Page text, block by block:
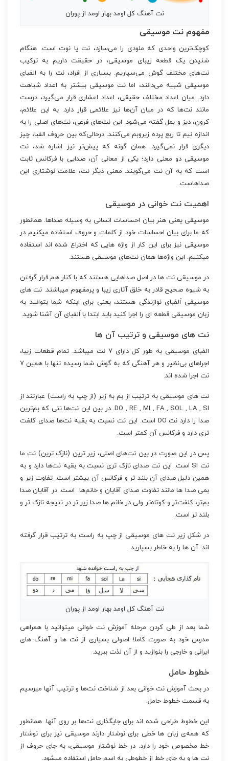
نت آهنگ کل اومد بهار اومد از پوران
مفهوم نت موسیقی
کوچک‌ترین واحدی که ملودی را می‌سازد، نت یا نوت است. هنگام
شنیدن یک قطعه زیبای موسیقی، در حقیقت داریم به ترکیب
نت‌های مختلف گوش می‌سپاریم. بسیاری از افراد، نت را به الفبای
موسیقی شبیه می‌دانند، اما نت موسیقی بیشتر به اعداد شباهت
دارد. میان اعداد مختلف حقیقی، اعداد اعشاری قرار می‌گیرد، درست
مانند نت‌ها که در میان آن‌ها نیز علائمی قرار دارد. به این علائم،
کرون، دیز و بمل گفته می‌شود. این نت‌های فرعی، نت‌های اصلی را به
اندازه نیم تا ربع پرده زیروبم می‌کنند. درحالی‌که بین حروف الفبا، چیز
دیگری قرار نمی‌گیرد. همان گونه که پیش‌تر نیز اشاره شد، نت
موسیقی دو معنی دارد؛ یکی از معانی آن، صدایی با فرکانس ثابت
است که به آن نت می‌گویند. معنی دیگر نت، علامت نوشتاری این
صداهاست.
اهمیت نت خوانی در موسیقی
موسیقی یعنی هنر بیان احساسات انسانی به وسیله صداها. همانطور
که ما برای بیان احساسات خود از کلمات و حروف استفاده میکنیم در
موسیقی نیز برای این کار از واژه هایی که اختراع شده اند استفاده
میکنیم. این واژه‌ها همان نت‌های موسیقی هستند.
در موسیقی نت ها در اصل صداهایی هستند که با کنار هم قرار گرفتن
به شیوه صحیح قادر به خلق آثاری زیبا و پرمفهوم میباشند. نت های
موسیقی اَلفبای نوازندگی هستند، یعنی برای اینکه شما بتوانید به
زبان موسیقی قطعه ای را اجرا کنید باید ابتدا با اَلفبای آن آشنا شوید.
نت های موسیقی و ترتیب آن ها
الفبای موسیقی به طور کل دارای ۷ نت میباشد. تمام قطعات زیبا،
اجراهای بی‌نظیر و هر آهنگی که به گوش شما رسیده تنها با همین ۷
نت اجرا شده اند.
نت های موسیقی به ترتیب از بم به زیر (از چپ به راست) عبارتند از
DO , RE , MI , FA , SOL , LA , SI. در بین این نت‌ها نتی که بم‌ترین
صدا را دارد نت DO است. این نت نسبت به بقیه نت‌ها صدای کلفت
تری دارد و فرکانس آن کمتر است.
پس در این صورت در بین نت‌های اصلی، زیر ترین (نازک ترین) نت ما
نت SI است. این نت صدای نازک تری نسبت به بقیه نت‌ها دارد و به
همین دلیل صدای آن بلند تر و فرکانس آن بیشتر است. تفاوت زیر و
بمی صدا ها مانند تفاوت صدای آقایان و خانم‌ها است. در آقایان صدا
بم‌تر، کلفت‌تر و کوتاه‌تر ولی در خانم ها صدا زیر تر در نتیجه نازک تر و
بلند تر است.
در شکل زیر نت های موسیقی از چپ به راست به ترتیب قرار گرفته
اند. آن ها را به خاطر بسپارید.
نت آهنگ کل اومد بهار اومد از پوران
شما بعد از طی کردن مرحله آموزش نت خوانی میتوانید با همراهی
مدرس خود به صورت کاملا اصولی بسیاری از نت ها و آهنگ های
ایرانی و خارجی را بنوازید و از آن لذت ببرید.
خطوط حامل
در بحث آموزش نت خوانی بعد از شناخت نت‌ها و ترتیب آنها میرسیم
به قسمت خطوط حامل.
این خطوط طراحی شده اند برای جایگذاری نت‌ها بر روی آنها. همانطور
که همه‌ی زبان ها خطی برای نوشتار دارند موسیقی نیز برای نوشتار
خط مخصوص خود را دارد. در خط نوشتار موسیقی، به جای حروف از
نت ها و به جای خط از خطوطی به اسم حامل استفاده میشود.